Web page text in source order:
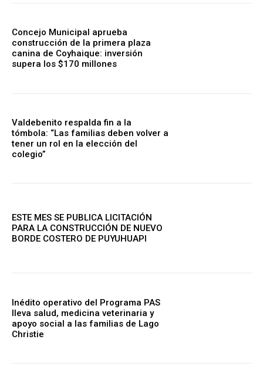
Concejo Municipal aprueba
construcción de la primera plaza
canina de Coyhaique: inversión
supera los $170 millones
Valdebenito respalda fin a la
tómbola: “Las familias deben volver a
tener un rol en la elección del
colegio”
ESTE MES SE PUBLICA LICITACIÓN
PARA LA CONSTRUCCIÓN DE NUEVO
BORDE COSTERO DE PUYUHUAPI
Inédito operativo del Programa PAS
lleva salud, medicina veterinaria y
apoyo social a las familias de Lago
Christie